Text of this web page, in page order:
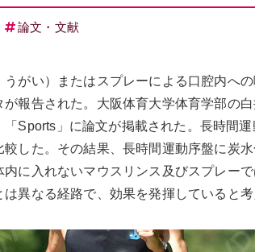
論文・文献
がい）またはスプレーによる口腔内へ
報告された。大阪体育大学体育学部の
Sports」に論文が掲載された。長時間
した。その結果、長時間運動序盤に炭
に入れないマウスリンス及びスプレー
異なる経路で、効果を発揮していると考